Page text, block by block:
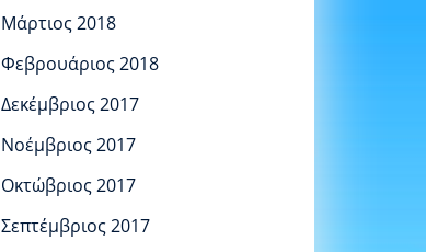
Μάρτιος 2018
Φεβρουάριος 2018
Δεκέμβριος 2017
Νοέμβριος 2017
Οκτώβριος 2017
Σεπτέμβριος 2017